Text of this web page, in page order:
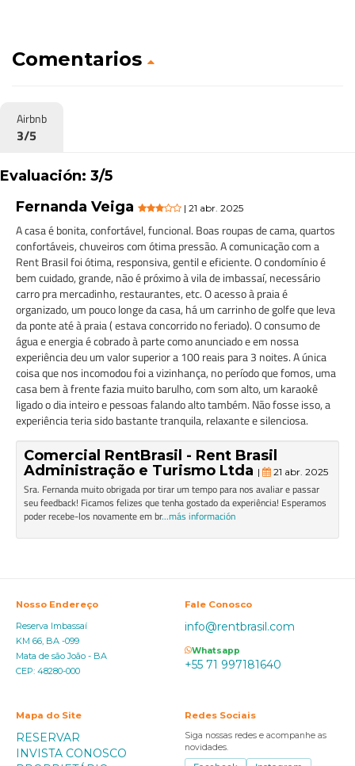
Comentarios
Airbnb
3/5
Evaluación: 3/5
Fernanda Veiga
| 21 abr. 2025
A casa é bonita, confortável, funcional. Boas roupas de cama, quartos
confortáveis, chuveiros com ótima pressão. A comunicação com a
Rent Brasil foi ótima, responsiva, gentil e eficiente. O condomínio é
bem cuidado, grande, não é próximo à vila de imbassaí, necessário
carro pra mercadinho, restaurantes, etc. O acesso à praia é
organizado, um pouco longe da casa, há um carrinho de golfe que leva
da ponte até à praia ( estava concorrido no feriado). O consumo de
água e energia é cobrado à parte como anunciado e em nossa
experiência deu um valor superior a 100 reais para 3 noites. A única
coisa que nos incomodou foi a vizinhança, no período que fomos, uma
casa bem à frente fazia muito barulho, com som alto, um karaokê
ligado o dia inteiro e pessoas falando alto também. Não fosse isso, a
experiência teria sido bastante tranquila, relaxante e silenciosa.
Comercial RentBrasil - Rent Brasil
Administração e Turismo Ltda | 21 abr. 2025
Sra. Fernanda muito obrigada por tirar um tempo para nos avaliar e passar
seu feedback! Ficamos felizes que tenha gostado da experiência! Esperamos
poder recebe-los novamente em br...más información
Nosso Endereço
Reserva Imbassaí
KM 66, BA -099
Mata de são João - BA
CEP: 48280-000
Fale Conosco
info@rentbrasil.com
Whatsapp
+55 71 997181640
Mapa do Site
RESERVAR
INVISTA CONOSCO
Redes Sociais
Siga nossas redes e acompanhe as
novidades.